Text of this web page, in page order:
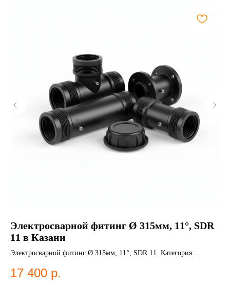
Электросварной фитинг Ø 315мм, 11°, SDR
11 в Казани
Электросварной фитинг Ø 315мм, 11°, SDR 11. Категория:
17 400 р.